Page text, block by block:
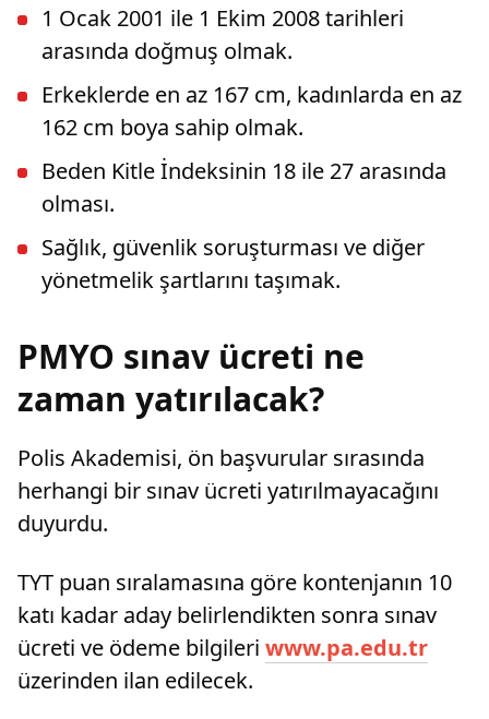
1 Ocak 2001 ile 1 Ekim 2008 tarihleri
arasında doğmuş olmak.
Erkeklerde en az 167 cm, kadınlarda en az
162 cm boya sahip olmak.
Beden Kitle İndeksinin 18 ile 27 arasında
olması.
Sağlık, güvenlik soruşturması ve diğer
yönetmelik şartlarını taşımak.
PMYO sınav ücreti ne
zaman yatırılacak?
Polis Akademisi, ön başvurular sırasında
herhangi bir sınav ücreti yatırılmayacağını
duyurdu.
TYT puan sıralamasına göre kontenjanın 10
katı kadar aday belirlendikten sonra sınav
ücreti ve ödeme bilgileri www.pa.edu.tr
üzerinden ilan edilecek.